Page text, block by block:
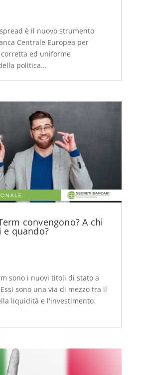
è il nuovo strumento
Centrale Europea per
ed uniforme
politica...
convengono? A chi
e quando?
sono i nuovi titoli di stato a
sono una via di mezzo tra il
liquidità e l'investimento.